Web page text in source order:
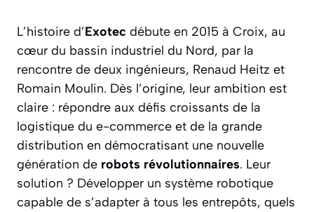
L’histoire d’Exotec débute en 2015 à Croix, au
cœur du bassin industriel du Nord, par la
rencontre de deux ingénieurs, Renaud Heitz et
Romain Moulin. Dès l’origine, leur ambition est
claire : répondre aux défis croissants de la
logistique du e-commerce et de la grande
distribution en démocratisant une nouvelle
génération de robots révolutionnaires. Leur
solution ? Développer un système robotique
capable de s’adapter à tous les entrepôts, quels